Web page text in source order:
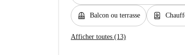
balcony Balcon ou terrasse water_heater
Afficher toutes (13)